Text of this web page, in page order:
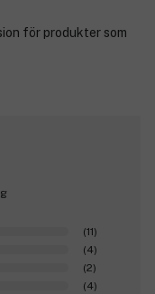
för produkter som
(11)
(4)
(2)
(4)